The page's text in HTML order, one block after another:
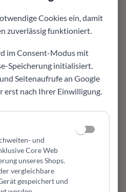
oder Ausführung passend
Esszimmer, Lounge
und Bezugsauswahl
im Mittelpunkt
Möbeln und modernen
Pflege, Maßwirkung und
Cookies ein, damit
zuverlässig funktioniert.
im Consent-Modus mit
Speicherung initialisiert.
Seitenaufrufe an Google
erst nach Ihrer Einwilligung.
und
Core Web
unseres Shops.
vergleichbare
gespeichert und